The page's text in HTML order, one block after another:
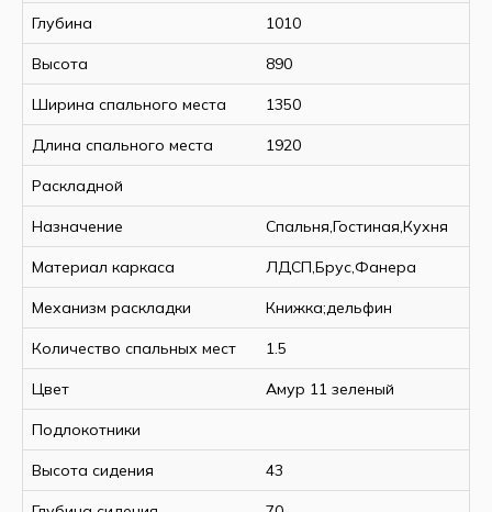
Глубина 1010
Высота 890
Ширина спального места 1350
Длина спального места 1920
Раскладной
Назначение Спальня,Гостиная,Кухня
Материал каркаса ЛДСП,Брус,Фанера
Механизм раскладки Книжка;дельфин
Количество спальных мест 1.5
Цвет Амур 11 зеленый
Подлокотники
Высота сидения 43